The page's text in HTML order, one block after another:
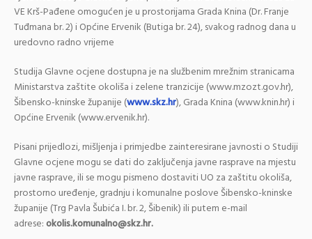
VE Krš-Pađene omogućen je u prostorijama Grada Knina (Dr. Franje
Tuđmana br. 2) i Općine Ervenik (Butiga br. 24), svakog radnog dana u
uredovno radno vrijeme
Studija Glavne ocjene dostupna je na službenim mrežnim stranicama
Ministarstva zaštite okoliša i zelene tranzicije (www.mzozt.gov.hr),
Šibensko-kninske županije (www.skz.hr), Grada Knina (www.knin.hr) i
Općine Ervenik (www.ervenik.hr).
Pisani prijedlozi, mišljenja i primjedbe zainteresirane javnosti o Studiji
Glavne ocjene mogu se dati do zaključenja javne rasprave na mjestu
javne rasprave, ili se mogu pismeno dostaviti UO za zaštitu okoliša,
prostorno uređenje, gradnju i komunalne poslove Šibensko-kninske
županije (Trg Pavla Šubića I. br. 2, Šibenik) ili putem e-mail
adrese:okolis.komunalno@skz.hr.